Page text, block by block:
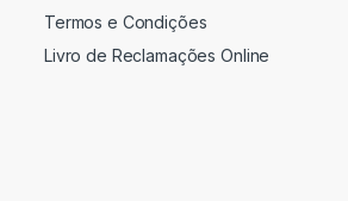
Termos e Condições
Livro de Reclamações Online